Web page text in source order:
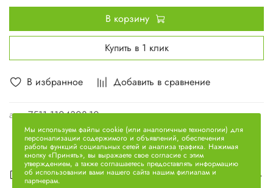
В избранное Добавить в сравнение
арт.7511.1104308-10
В корзину
Купить в 1 клик
Описание
Мы используем файлы cookie (или аналогичные технологии) для
персонализации содержимого и объявлений, обеспечения
работы функций социальных сетей и анализа трафика. Нажимая
кнопку «Принять», вы выражаете свое согласие с этим
утверждением, а также соглашаетесь предоставлять информацию
об использовании вами нашего сайта нашим филиалам и
партнерам.